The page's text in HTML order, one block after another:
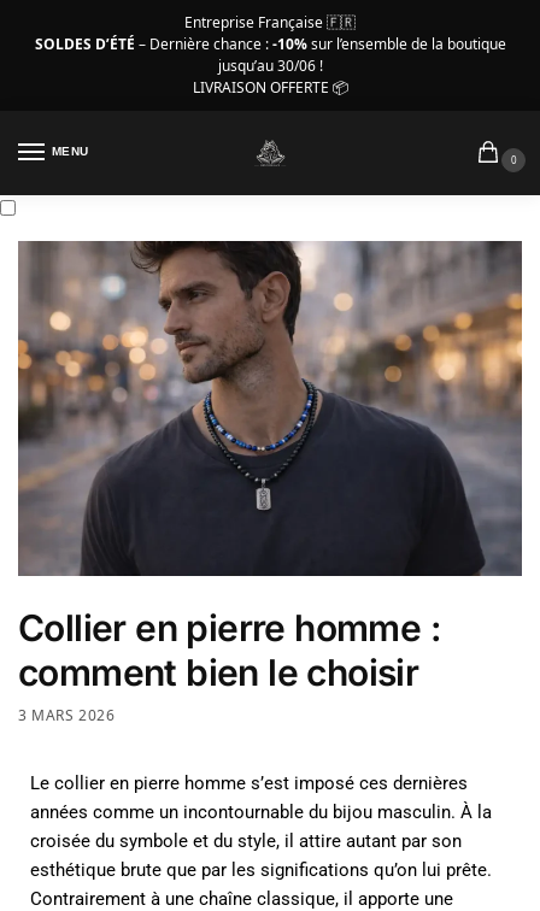
Entreprise Française 🇫🇷
SOLDES D’ÉTÉ – Dernière chance :-10%sur l’ensemble de la boutique
jusqu’au 30/06 !
LIVRAISON OFFERTE 📦
MENU
0
Collier en pierre homme :
comment bien le choisir
3 MARS 2026
Le collier en pierre homme s’est imposé ces dernières
années comme un incontournable du bijou masculin. À la
croisée du symbole et du style, il attire autant par son
esthétique brute que par les significations qu’on lui prête.
Contrairement à une chaîne classique, il apporte une